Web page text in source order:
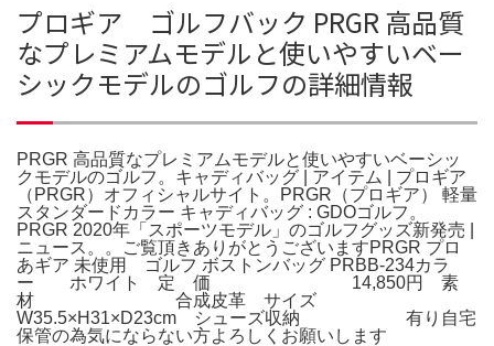
プロギア ゴルフバック PRGR 高品質
なプレミアムモデルと使いやすいベー
シックモデルのゴルフの詳細情報
PRGR 高品質なプレミアムモデルと使いやすいベーシッ
クモデルのゴルフ。キャディバッグ | アイテム | プロギア
（PRGR）オフィシャルサイト。PRGR（プロギア） 軽量
スタンダードカラー キャディバッグ : GDOゴルフ。
PRGR 2020年「スポーツモデル」のゴルフグッズ新発売 |
ニュース。。ご覧頂きありがとうございますPRGR プロ
あギア 未使用 ゴルフ ボストンバッグ PRBB-234カラ
ー ホワイト 定 価 14,850円 素
材 合成皮革 サイズ
W35.5×H31×D23cm シューズ収納 有り自宅
保管の為気にならない方よろしくお願いします